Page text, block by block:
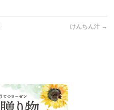
けんちん汁 →